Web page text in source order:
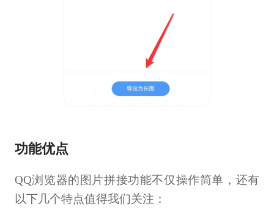
功能优点
QQ浏览器的图片拼接功能不仅操作简单，还有
以下几个特点值得我们关注：